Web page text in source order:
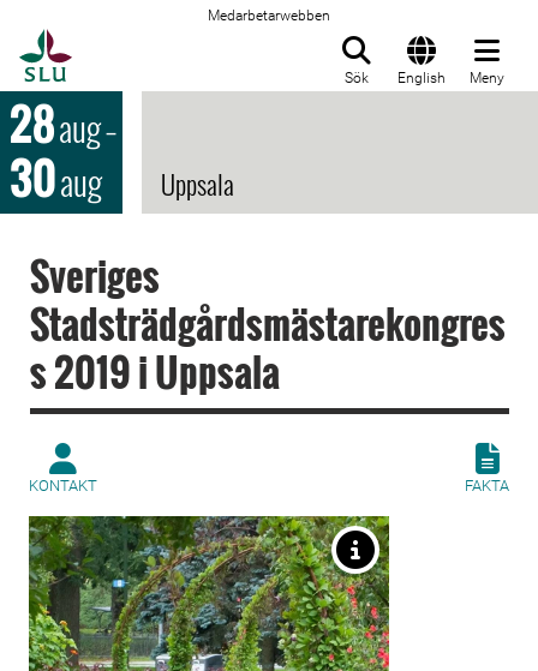
Medarbetarwebben
Sök English Meny
28aug–
30aug Uppsala
Sveriges
Stadsträdgårdsmästarekongres
s 2019 i Uppsala
KONTAKT FAKTA